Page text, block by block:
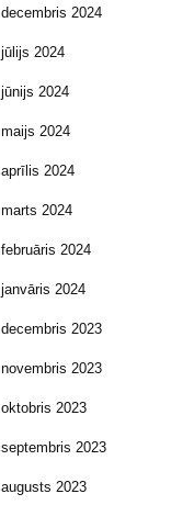
decembris 2024
jūlijs 2024
jūnijs 2024
maijs 2024
aprīlis 2024
marts 2024
februāris 2024
janvāris 2024
decembris 2023
novembris 2023
oktobris 2023
septembris 2023
augusts 2023